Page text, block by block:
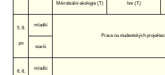
Mikrobiální ekologie (T) hor (T)
5. 8.
po
mladší
Práce na studentských
starší
6. 8.
mladší